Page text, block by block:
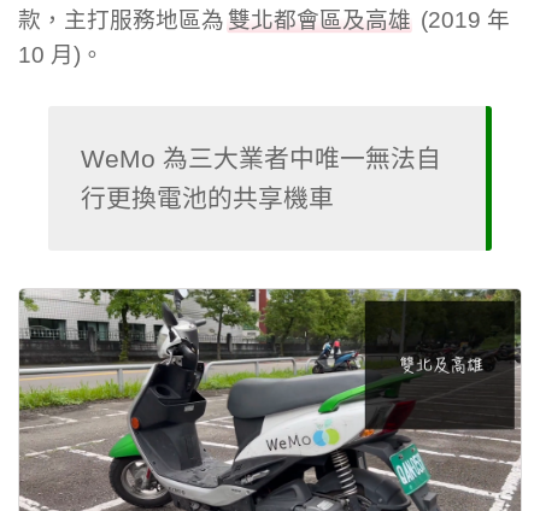
款，主打服務地區為雙北都會區及高雄 (2019 年
10 月)。
WeMo 為三大業者中唯一無法自
行更換電池的共享機車